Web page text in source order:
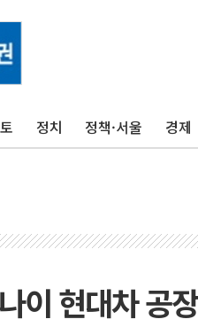
정치 정책·서울 경제
이 현대차 공